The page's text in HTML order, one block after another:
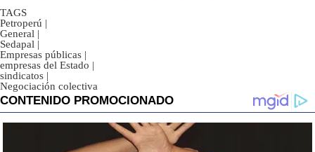
TAGS
Petroperú |
General |
Sedapal |
Empresas públicas |
empresas del Estado |
sindicatos |
Negociación colectiva